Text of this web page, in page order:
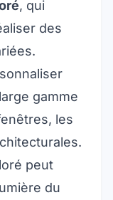
, qui
des
gamme
les
peut
du